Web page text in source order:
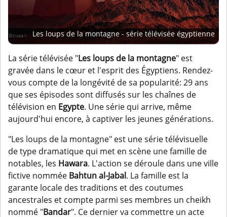
Les loups de la montagne - série télévisée égyptienne
La série télévisée "Les loups de la montagne" est
gravée dans le cœur et l'esprit des Égyptiens. Rendez-
vous compte de la longévité de sa popularité: 29 ans
que ses épisodes sont diffusés sur les chaînes de
télévision en Egypte. Une série qui arrive, même
aujourd'hui encore, à captiver les jeunes générations.
"Les loups de la montagne" est une série télévisuelle
de type dramatique qui met en scène une famille de
notables, les Hawara. L'action se déroule dans une ville
fictive nommée Bahtun al-Jabal. La famille est la
garante locale des traditions et des coutumes
ancestrales et compte parmi ses membres un cheikh
nommé "Bandar". Ce dernier va commettre un acte